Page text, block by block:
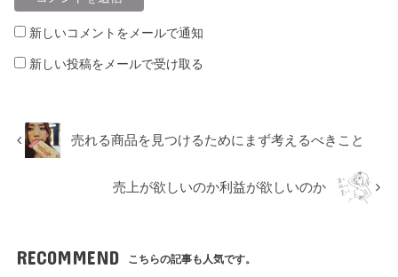
新しいコメントをメールで通知
新しい投稿をメールで受け取る
売れる商品を見つけるためにまず考えるべきこと
売上が欲しいのか利益が欲しいのか
RECOMMEND こちらの記事も人気です。